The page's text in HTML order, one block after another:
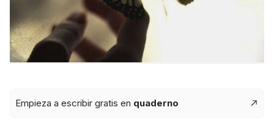
Empieza a escribir gratis en quaderno